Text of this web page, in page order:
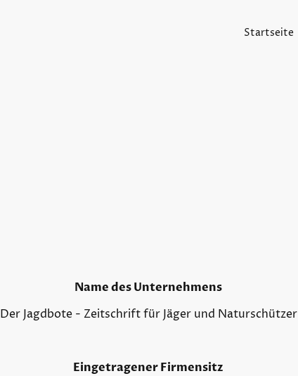
Startseite
Name des Unternehmens
Der Jagdbote - Zeitschrift für Jäger und Naturschützer
Eingetragener Firmensitz